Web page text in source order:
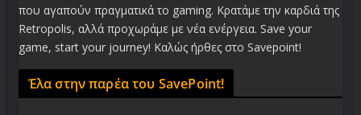
που αγαπούν πραγματικά το gaming. Κρατάμε την καρδιά της
Retropolis, αλλά προχωράμε με νέα ενέργεια. Save your
game, start your journey! Καλώς ήρθες στο Savepoint!
Έλα στην παρέα του SavePoint!